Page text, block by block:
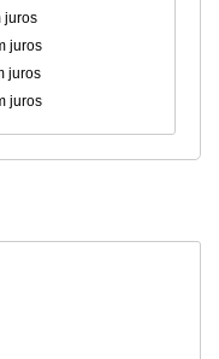
juros
juros
juros
juros